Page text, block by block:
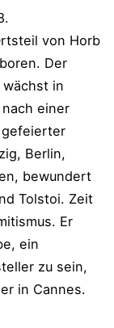
von Horb
Der
in
einer
Berlin,
bewundert
Tolstoi. Zeit
Er
ein
zu sein,
in Cannes.